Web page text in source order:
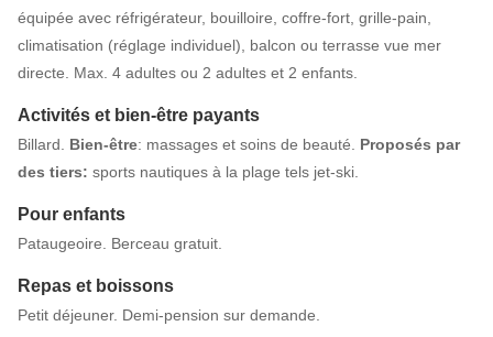
équipée avec réfrigérateur, bouilloire, coffre-fort, grille-pain,
climatisation (réglage individuel), balcon ou terrasse vue mer
directe. Max. 4 adultes ou 2 adultes et 2 enfants.
Activités et bien-être payants
Billard. Bien-être: massages et soins de beauté. Proposés par
des tiers: sports nautiques à la plage tels jet-ski.
Pour enfants
Pataugeoire. Berceau gratuit.
Repas et boissons
Petit déjeuner. Demi-pension sur demande.